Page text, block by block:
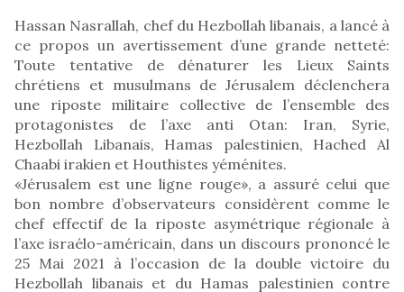
Hassan Nasrallah, chef du Hezbollah libanais, a lancé à
ce propos un avertissement d’une grande netteté:
Toute tentative de dénaturer les Lieux Saints
chrétiens et musulmans de Jérusalem déclenchera
une riposte militaire collective de l’ensemble des
protagonistes de l’axe anti Otan: Iran, Syrie,
Hezbollah Libanais, Hamas palestinien, Hached Al
Chaabi irakien et Houthistes yéménites.
«Jérusalem est une ligne rouge», a assuré celui que
bon nombre d’observateurs considèrent comme le
chef effectif de la riposte asymétrique régionale à
l’axe israélo-américain, dans un discours prononcé le
25 Mai 2021 à l’occasion de la double victoire du
Hezbollah libanais et du Hamas palestinien contre